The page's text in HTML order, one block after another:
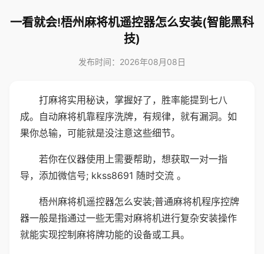
一看就会!梧州麻将机遥控器怎么安装(智能黑科
技)
发布时间：2026年08月08日
打麻将实用秘诀，掌握好了，胜率能提到七八
成。自动麻将机靠程序洗牌，有规律，就有漏洞。如
果你总输，可能就是没注意这些细节。
若你在仪器使用上需要帮助，想获取一对一指
导，添加微信号; kkss8691 随时交流 。
梧州麻将机遥控器怎么安装;普通麻将机程序控牌
器一般是指通过一些无需对麻将机进行复杂安装操作
就能实现控制麻将牌功能的设备或工具。